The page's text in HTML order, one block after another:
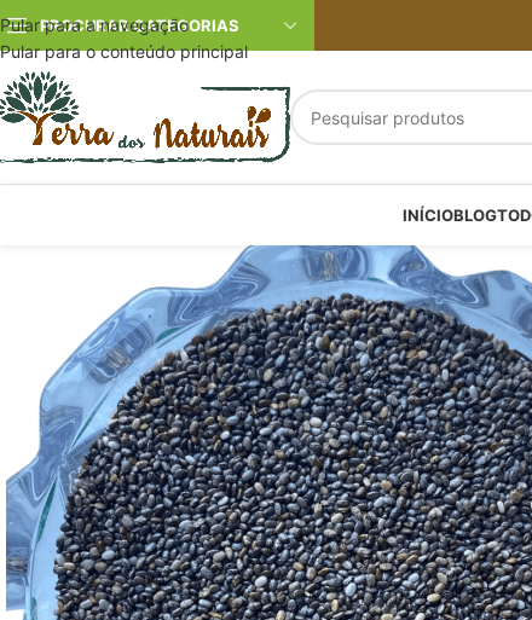
Pular para a navegação
Pular para o conteúdo principal
PROCURAR CATEGORIAS
INÍCIOBLOG